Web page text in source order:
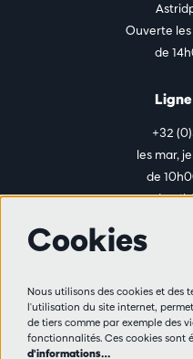
Ouverte
de
+32
les mar,
de
de
Cookies
Nous utilisons des cookies et des
l'utilisation du site internet,
de tiers comme par exemple des
fonctionnalités. Ces cookies sont
d'informations…